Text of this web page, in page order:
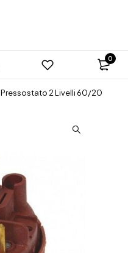
0
Pressostato 2 Livelli 60/20